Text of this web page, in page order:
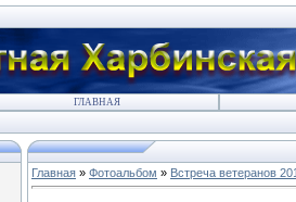
ГЛАВНАЯ
Главная » Фотоальбом » Встреча ветеранов